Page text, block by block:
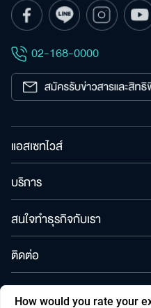
02-168-0000
แอสเซทไวส์
บริการ
สนใจทำธุรกิจกับเรา
ติดต่อ
© สงวนลิขสิทธิ์ พ.ศ. 2565
How would you rate your